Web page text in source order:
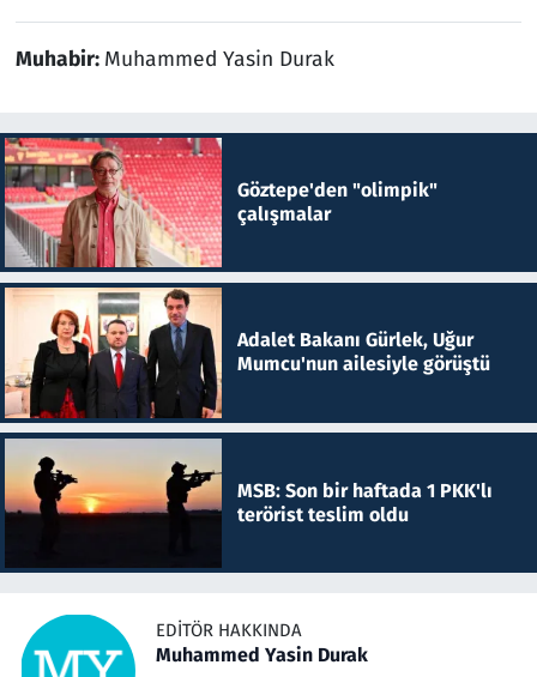
Muhabir: Muhammed Yasin Durak
Göztepe'den "olimpik"
çalışmalar
Adalet Bakanı Gürlek, Uğur
Mumcu'nun ailesiyle görüştü
MSB: Son bir haftada 1 PKK'lı
terörist teslim oldu
EDITÖR HAKKINDA
Muhammed Yasin Durak